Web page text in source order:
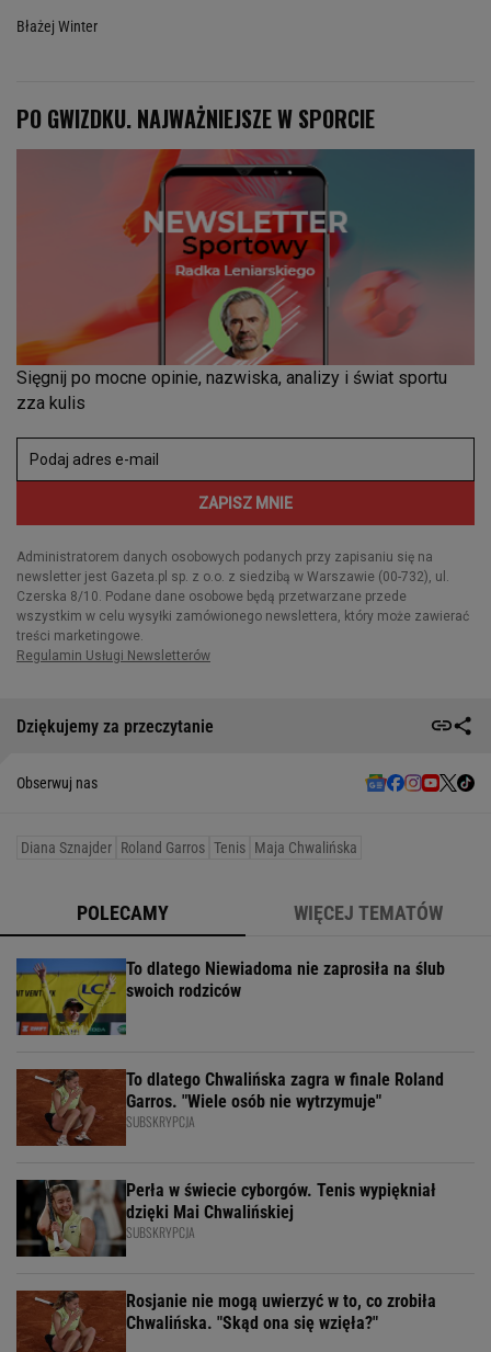
Błażej Winter
Dziękujemy za przeczytanie
Obserwuj nas
Diana Sznajder Roland Garros Tenis Maja Chwalińska
POLECAMY WIĘCEJ TEMATÓW
To dlatego Niewiadoma nie zaprosiła na ślub
swoich rodziców
To dlatego Chwalińska zagra w finale Roland
Garros. "Wiele osób nie wytrzymuje"
SUBSKRYPCJA
Perła w świecie cyborgów. Tenis wypiękniał
dzięki Mai Chwalińskiej
SUBSKRYPCJA
Rosjanie nie mogą uwierzyć w to, co zrobiła
Chwalińska. "Skąd ona się wzięła?"